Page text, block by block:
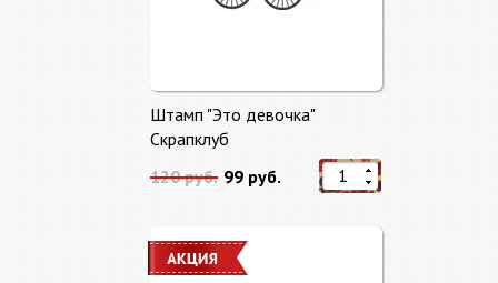
Штамп "Это девочка"
Скрапклуб
120 руб. 99 руб.